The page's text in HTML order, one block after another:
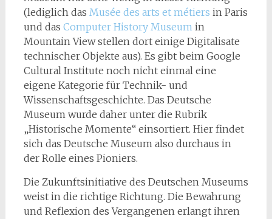
(lediglich das Musée des arts et métiers in Paris
und das Computer History Museumin
Mountain View stellen dort einige Digitalisate
technischer Objekte aus). Es gibt beim Google
Cultural Institute noch nicht einmal eine
eigene Kategorie für Technik- und
Wissenschaftsgeschichte. Das Deutsche
Museum wurde daher unter die Rubrik
„Historische Momente“ einsortiert. Hier findet
sich das Deutsche Museum also durchaus in
der Rolle eines Pioniers.
Die Zukunftsinitiative des Deutschen Museums
weist in die richtige Richtung. Die Bewahrung
und Reflexion des Vergangenen erlangt ihren